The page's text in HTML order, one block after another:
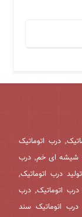
درب اتوماتیک
شیشه ای خم, درب
درب اتوماتیک,
اتوماتیک, درب
اتوماتیک سند